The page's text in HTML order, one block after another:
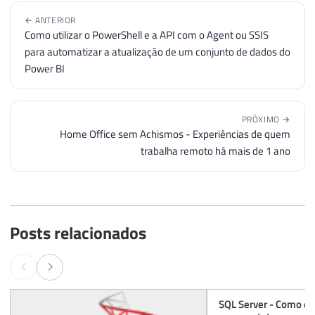
50
51
52
53
55
63
65
SET @string_AUX = SUBSTRING
SET @CONT_AUX = @CONT_AUX
END
SET @DELIM_POS_FIM = LEN(SUBSTRING
-- ############################
SELECT @tipo_FIM
BEGIN
← ANTERIOR
Como utilizar o PowerShell e a API com o Agent ou SSIS
para automatizar a atualização de um conjunto de dados do
Power BI
PRÓXIMO →
Home Office sem Achismos - Experiências de quem
trabalha remoto há mais de 1 ano
Posts relacionados
SQL Server - Como